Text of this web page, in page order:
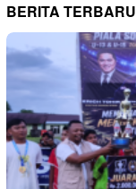
BERITA TERBARU